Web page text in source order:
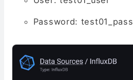
Password: test01_pass